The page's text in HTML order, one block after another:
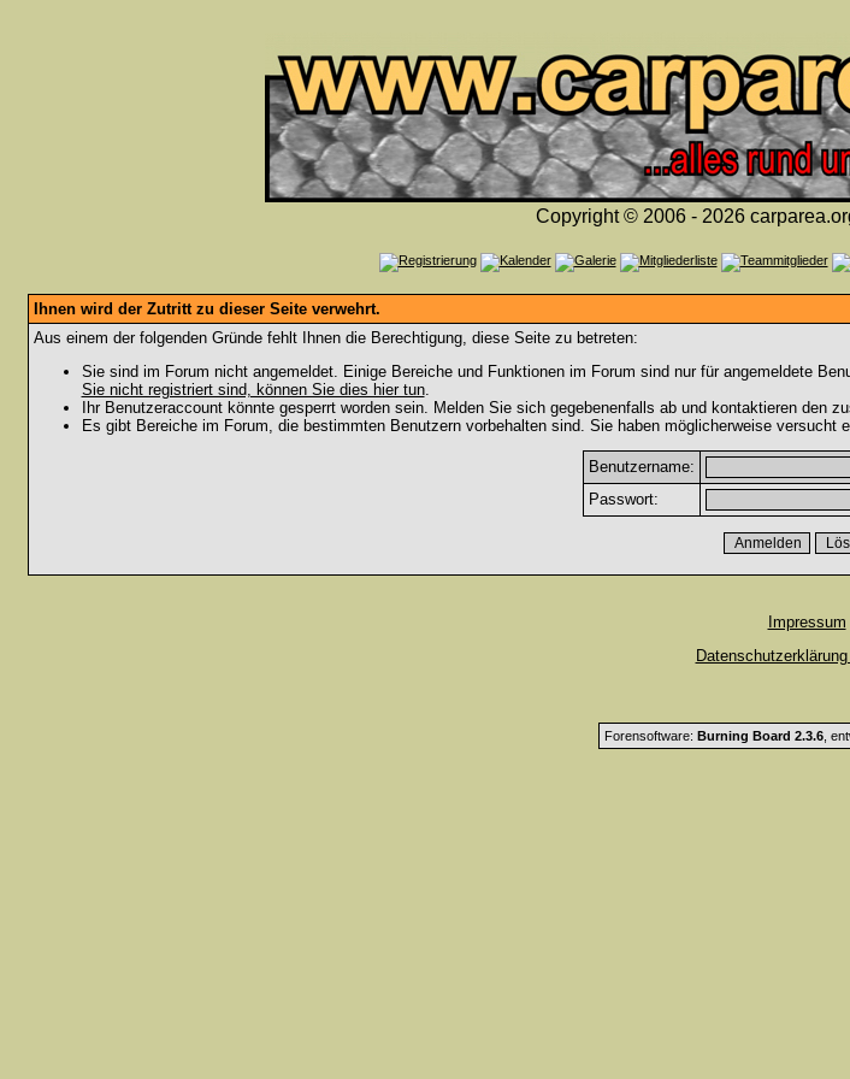
Copyright © 2006 - 2026
Ihnen wird der Zutritt zu dieser Seite verwehrt.
Aus einem der folgenden Gründe fehlt Ihnen die Berechtigung, diese Seite zu betreten:
Sie sind im Forum nicht angemeldet. Einige Bereiche und Funktionen im Forum sind nur für angemeldete
Sie nicht registriert sind, können Sie dies hier tun.
Ihr Benutzeraccount könnte gesperrt worden sein. Melden Sie sich gegebenenfalls ab und kontaktieren den
Es gibt Bereiche im Forum, die bestimmten Benutzern vorbehalten sind. Sie haben möglicherweise versucht
Benutzername:
Passwort:
Impressum
Forensoftware: Burning Board 2.3.6,